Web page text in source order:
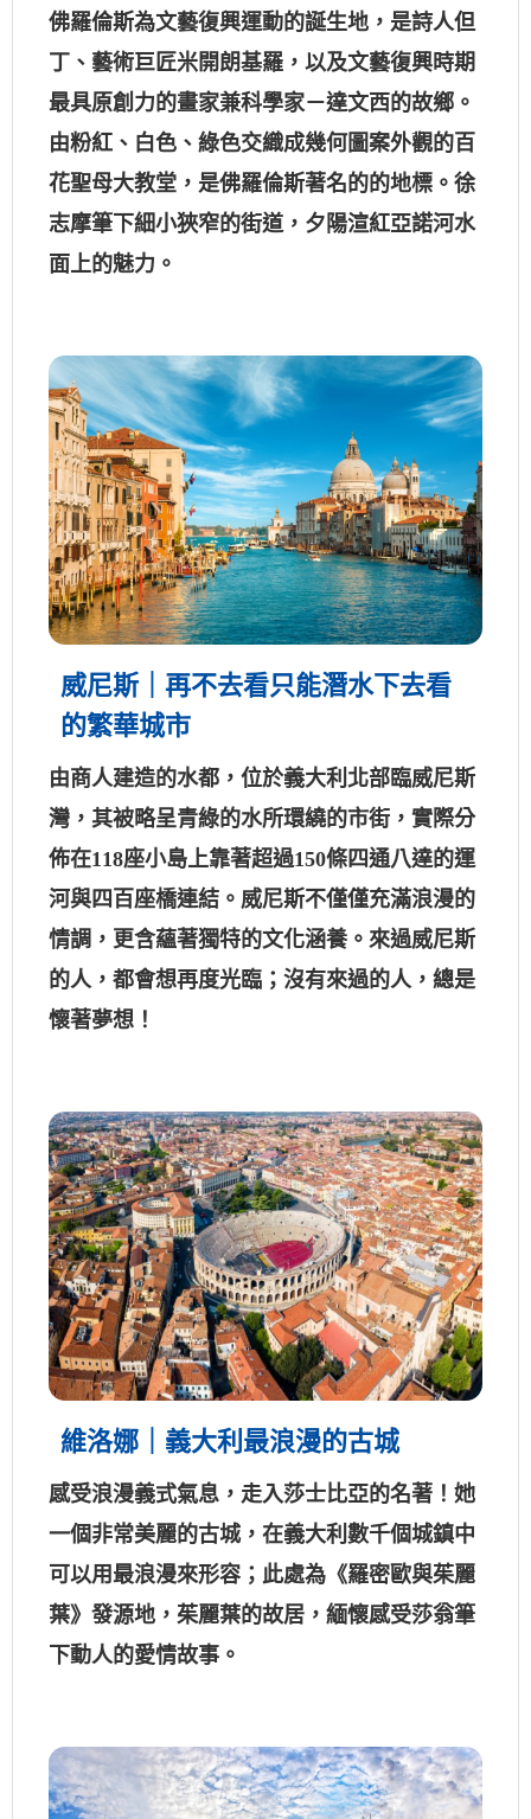
佛羅倫斯為文藝復興運動的誕生地，是詩人但
丁、藝術巨匠米開朗基羅，以及文藝復興時期
最具原創力的畫家兼科學家－達文西的故鄉。
由粉紅、白色、綠色交織成幾何圖案外觀的百
花聖母大教堂，是佛羅倫斯著名的的地標。徐
志摩筆下細小狹窄的街道，夕陽渲紅亞諾河水
面上的魅力。
威尼斯｜再不去看只能潛水下去看
的繁華城市
由商人建造的水都，位於義大利北部臨威尼斯
灣，其被略呈青綠的水所環繞的市街，實際分
佈在118座小島上靠著超過150條四通八達的運
河與四百座橋連結。威尼斯不僅僅充滿浪漫的
情調，更含蘊著獨特的文化涵養。來過威尼斯
的人，都會想再度光臨；沒有來過的人，總是
懷著夢想！
維洛娜｜義大利最浪漫的古城
感受浪漫義式氣息，走入莎士比亞的名著！她
一個非常美麗的古城，在義大利數千個城鎮中
可以用最浪漫來形容；此處為《羅密歐與茱麗
葉》發源地，茱麗葉的故居，緬懷感受莎翁筆
下動人的愛情故事。